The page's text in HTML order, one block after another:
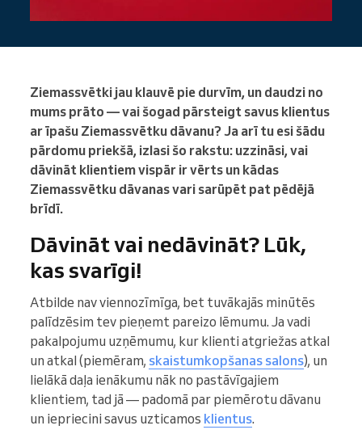
Ziemassvētki jau klauvē pie durvīm, un daudzi no
mums prāto — vai šogad pārsteigt savus klientus
ar īpašu Ziemassvētku dāvanu? Ja arī tu esi šādu
pārdomu priekšā, izlasi šo rakstu: uzzināsi, vai
dāvināt klientiem vispār ir vērts un kādas
Ziemassvētku dāvanas vari sarūpēt pat pēdējā
brīdī.
Dāvināt vai nedāvināt? Lūk,
kas svarīgi!
Atbilde nav viennozīmīga, bet tuvākajās minūtēs
palīdzēsim tev pieņemt pareizo lēmumu. Ja vadi
pakalpojumu uzņēmumu, kur klienti atgriežas atkal
un atkal (piemēram, skaistumkopšanas salons), un
lielākā daļa ienākumu nāk no pastāvīgajiem
klientiem, tad jā — padomā par piemērotu dāvanu
un iepriecini savus uzticamos klientus.